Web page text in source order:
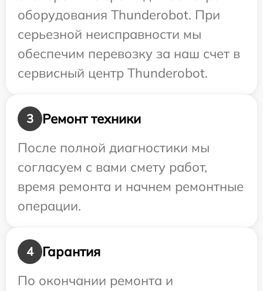
оборудования Thunderobot. При
серьезной неисправности мы
обеспечим перевозку за наш счет в
сервисный центр Thunderobot.
3
Ремонт техники
После полной диагностики мы
согласуем с вами смету работ,
время ремонта и начнем ремонтные
операции.
4
Гарантия
По окончании ремонта и